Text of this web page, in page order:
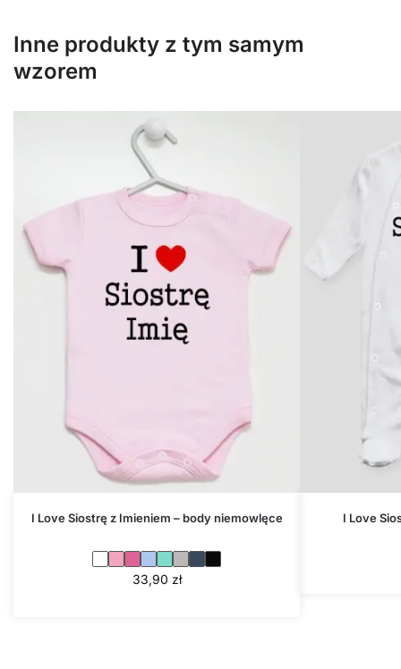
Inne produkty z tym samym
wzorem
I Love Siostrę z Imieniem – body niemowlęce
33,90 zł
I Love